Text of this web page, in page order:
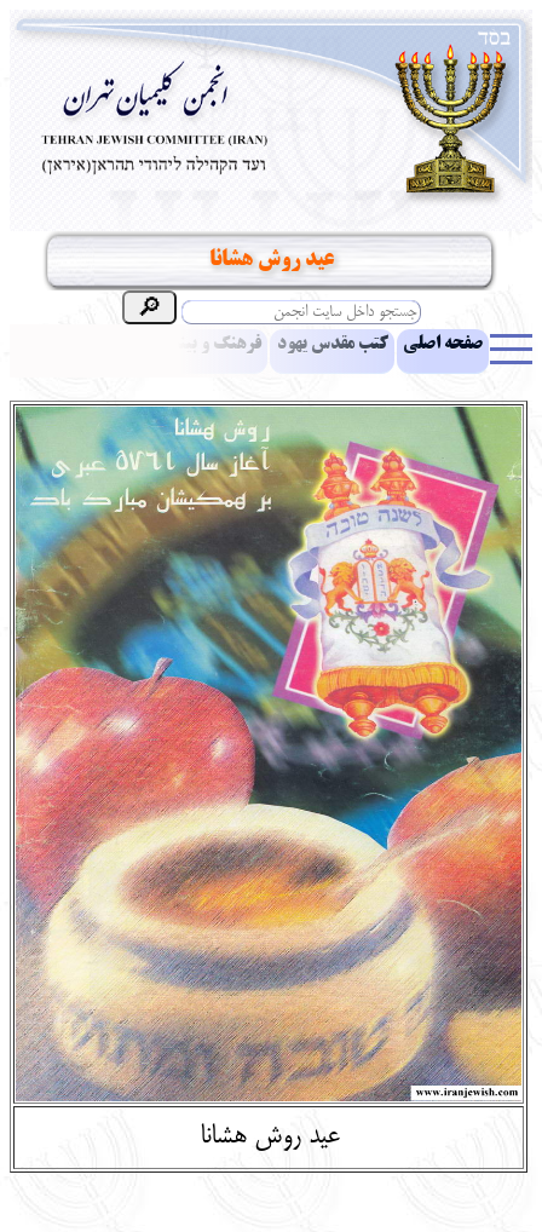
عید روش هشانا
صفحه اصلی کتب مقدس یهود فرهنگ و بینش یهود
ادبیات آموزش زبان عبری معرفی کتاب بناهای تاریخی
نشریه افق بینا نرم‌افزار تحقیق یهودیان جهان آرشیو آلبوم عکس
نهاد های انجمن تماس باما پرسش و پاسخ انتقادات و پیشنهادات
English עברית
عید روش هشانا